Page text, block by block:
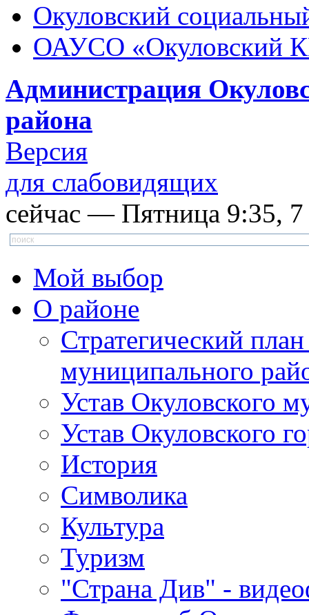
Окуловский
ОАУСО «Окуловский
Администрация
района
Версия
для слабовидящих
сейчас — Пятница 9:35, 7
Мой выбор
О районе
Стратегический
муниципального
Устав Окуловского
Устав Окуловского
История
Символика
Культура
Туризм
"Страна Див" -